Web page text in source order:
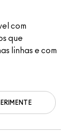
com
que
linhas e com